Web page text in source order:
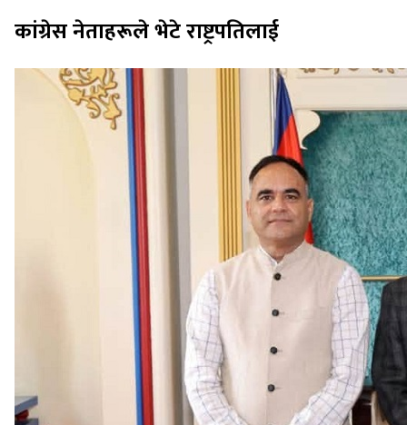
कांग्रेस नेताहरूले भेटे राष्ट्रपतिलाई